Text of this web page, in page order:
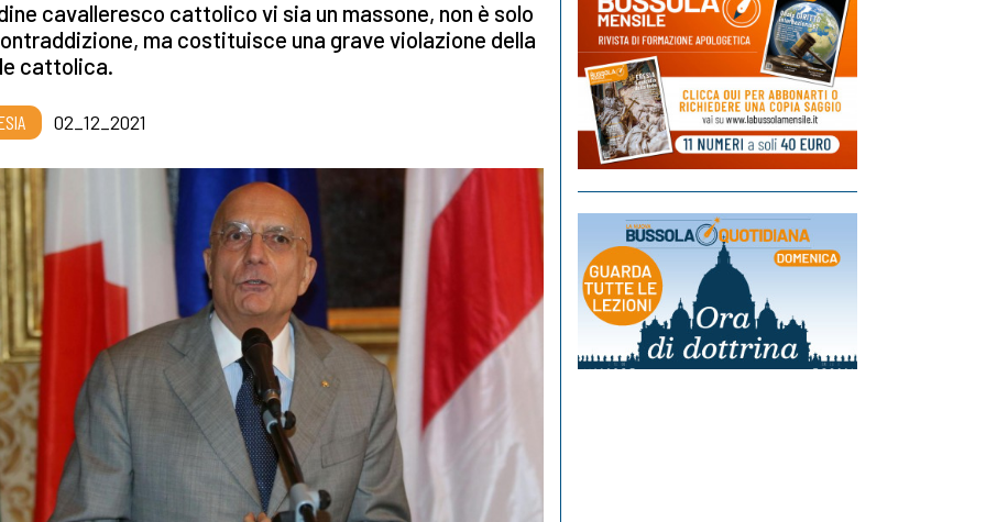
cavalleresco cattolico vi sia un massone, non è solo
ma costituisce una grave violazione della
cattolica.
02_12_2021